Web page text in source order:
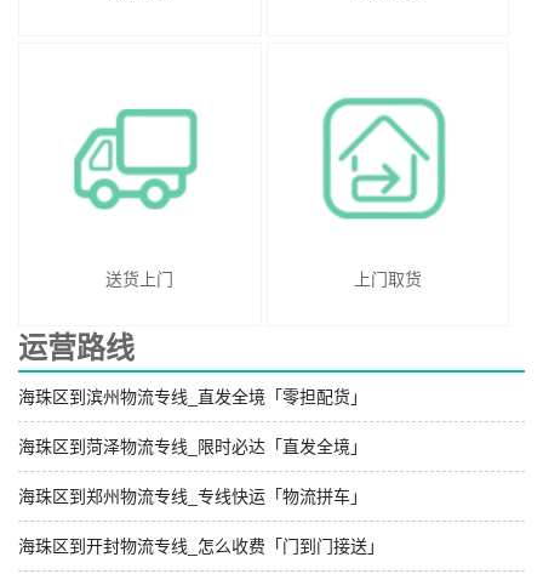
送货上门 上门取货
运营路线
海珠区到滨州物流专线_直发全境「零担配货」
海珠区到菏泽物流专线_限时必达「直发全境」
海珠区到郑州物流专线_专线快运「物流拼车」
海珠区到开封物流专线_怎么收费「门到门接送」